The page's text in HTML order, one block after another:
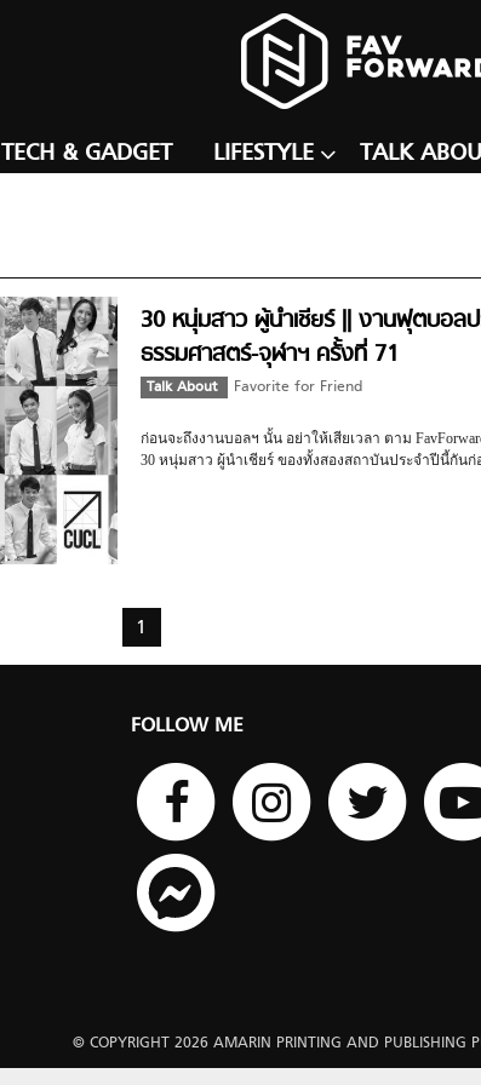
TECH & GADGET LIFESTYLE TALK
30 หนุ่มสาว ผู้นำเชียร์ || งานฟุตบอล
ธรรมศาสตร์-จุฬาฯ ครั้งที่ 71
Talk About Favorite for Friend
ก่อนจะถึงงานบอลฯ นั้น อย่าให้เสียเวลา ตาม
30 หนุ่มสาว ผู้นำเชียร์ ของทั้งสองสถาบันประจำปีนี้กันก่
1
FOLLOW ME
© COPYRIGHT 2026 AMARIN PRINTING AND PUBLISHING